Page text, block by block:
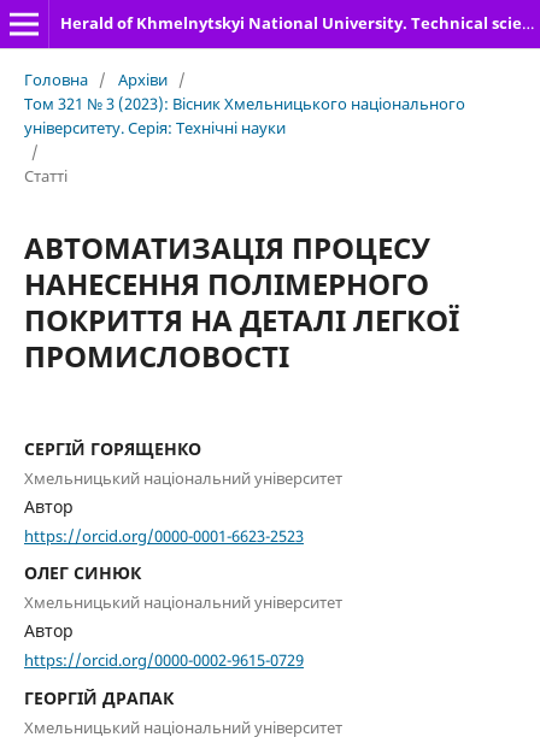
Herald of Khmelnytskyi National University. Technical sciences
Головна / Архіви /
Том 321 № 3 (2023): Вісник Хмельницького національного
університету. Серія: Технічні науки
/
Статті
АВТОМАТИЗАЦІЯ ПРОЦЕСУ
НАНЕСЕННЯ ПОЛІМЕРНОГО
ПОКРИТТЯ НА ДЕТАЛІ ЛЕГКОЇ
ПРОМИСЛОВОСТІ
СЕРГІЙ ГОРЯЩЕНКО
Хмельницький національний університет
Автор
https://orcid.org/0000-0001-6623-2523
ОЛЕГ СИНЮК
Хмельницький національний університет
Автор
https://orcid.org/0000-0002-9615-0729
ГЕОРГІЙ ДРАПАК
Хмельницький національний університет